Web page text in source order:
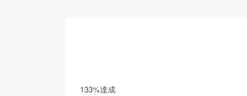
133%達成